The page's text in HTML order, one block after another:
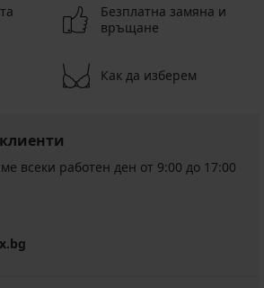
Безплатна замяна и
връщане
Как да изберем
всеки работен ден от 9:00 до 17:00